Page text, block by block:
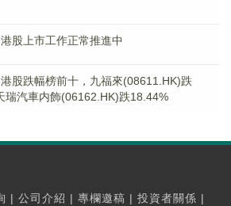
股上市工作正常推進中
港股跌幅榜前十，九福來(08611.HK)跌
瑞汽車内飾(06162.HK)跌18.44%
| 公司介紹 | 專欄邀稿 | 投資者關係 |